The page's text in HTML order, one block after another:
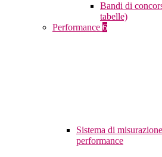
Bandi di
tabelle)
Performance 6
Sistema di
performance